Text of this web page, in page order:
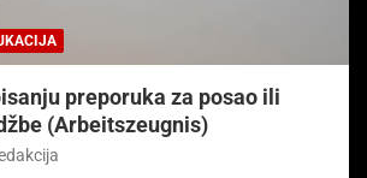
preporuka za posao ili
(Arbeitszeugnis)